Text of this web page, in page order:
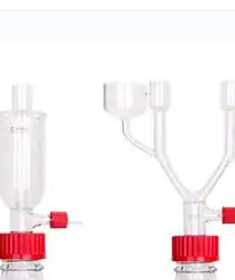
劃設計與訂製 地板鋪設工程
天花板工程
隔間工程
環境汙染防治